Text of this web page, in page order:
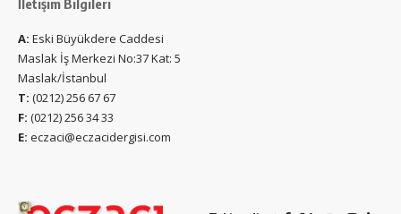
İletişim Bilgileri
A: Eski Büyükdere Caddesi
Maslak İş Merkezi No:37 Kat: 5
Maslak/İstanbul
T: (0212) 256 67 67
F: (0212) 256 34 33
E: eczaci@eczacidergisi.com